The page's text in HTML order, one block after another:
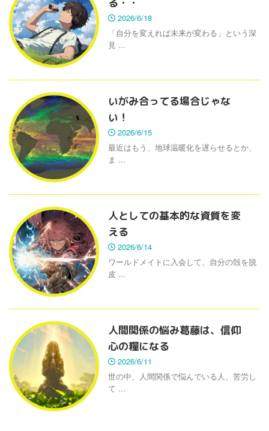
る・・
2026/6/18
「自分を変えれば未来が変わる」という深
見 ...
いがみ合ってる場合じゃな
い！
2026/6/15
最近はもう、地球温暖化を遅らせるとか、
ま ...
人としての基本的な資質を変
える
2026/6/14
ワールドメイトに入会して、自分の殻を脱
皮 ...
人間関係の悩み葛藤は、信仰
心の糧になる
2026/6/11
世の中、人間関係で悩んでいる人、苦労し
て ...